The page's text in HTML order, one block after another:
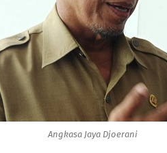
Angkasa Jaya Djoerani